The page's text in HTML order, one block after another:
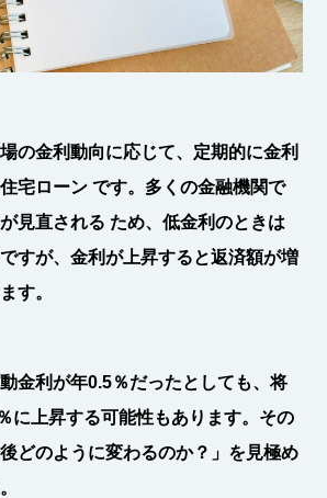
の金利動向に応じて、定期的に金利
宅ローン です。多くの金融機関で
見直される ため、低金利のときは
すが、金利が上昇すると返済額が増
す。
金利が年0.5％だったとしても、将
に上昇する可能性もあります。その
後どのように変わるのか？」を見極め